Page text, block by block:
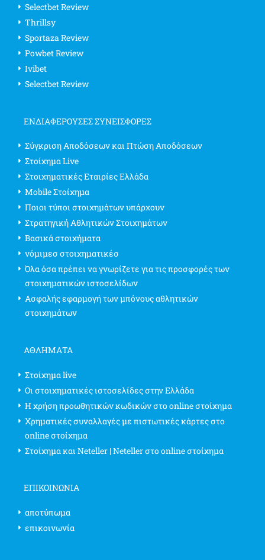
Selectbet Review
Thrillsy
Sportaza Review
Powbet Review
Ivibet
Selectbet Review
ΕΝΔΙΑΦΈΡΟΥΣΕΣ ΣΥΝΕΙΣΦΟΡΈΣ
Σύγκριση Αποδόσεων και Πτώση Αποδόσεων
Στοίχημα Live
Στοιχηματικές Εταιρίες Ελλάδα
Mobile Στοίχημα
Ποιοι τύποι στοιχημάτων υπάρχουν
Στρατηγική Αθλητικών Στοιχημάτων
Βασικά στοιχήματα
νόμιμεσ στοιχηματικέσ
Όλα όσα πρέπει να γνωρίζετε για τις προσφορές των
στοιχηματικών ιστοσελίδων
Ασφαλής εφαρμογή των μπόνους αθλητικών
στοιχημάτων
ΑΘΛΗΜΑΤΑ
Στοίχημα live
Οι στοιχηματικές ιστοσελίδες στην Ελλάδα
Η χρήση προωθητικών κωδικών στο online στοίχημα
Χρηματικές συναλλαγές με πιστωτικές κάρτες στο
online στοίχημα
Στοίχημα και Neteller | Neteller στο online στοίχημα
ΕΠΙΚΟΙΝΩΝΊΑ
αποτύπωμα
επικοινωνία